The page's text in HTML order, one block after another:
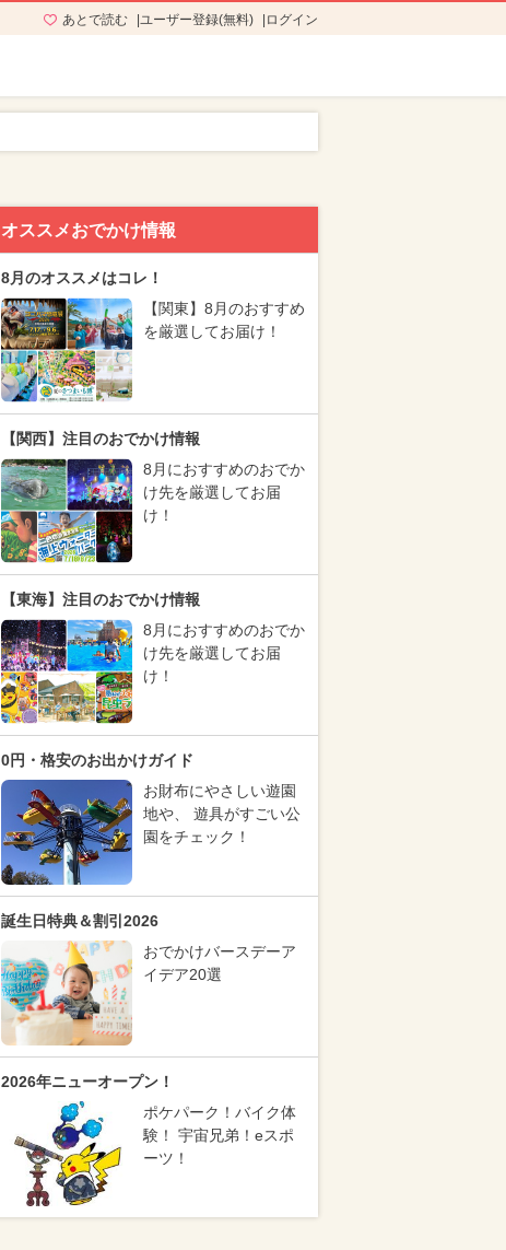
あとで読む ユーザー登録(無料) ログイン
オススメおでかけ情報
8月のオススメはコレ！
【関東】8月のおすすめ
を厳選してお届け！
【関西】注目のおでかけ情報
8月におすすめのおでか
け先を厳選してお届
け！
【東海】注目のおでかけ情報
8月におすすめのおでか
け先を厳選してお届
け！
0円・格安のお出かけガイド
お財布にやさしい遊園
地や、 遊具がすごい公
園をチェック！
誕生日特典＆割引2026
おでかけバースデーア
イデア20選
2026年ニューオープン！
ポケパーク！バイク体
験！ 宇宙兄弟！eスポ
ーツ！